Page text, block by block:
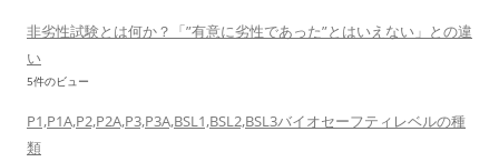
非劣性試験とは何か？「”有意に劣性であった”とはいえない」との違
い
5件のビュー
P1,P1A,P2,P2A,P3,P3A,BSL1,BSL2,BSL3バイオセーフティレベルの種
類